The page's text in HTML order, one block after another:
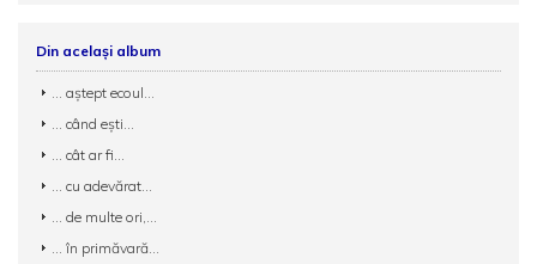
Din același album
... aștept ecoul...
... când eşti...
... cât ar fi...
... cu adevărat...
... de multe ori,...
... în primăvară...